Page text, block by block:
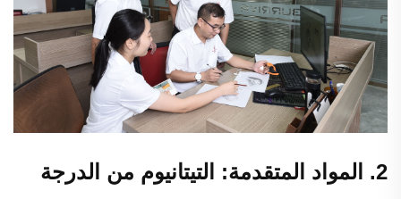
2. المواد المتقدمة: التيتانيوم من الدرجة